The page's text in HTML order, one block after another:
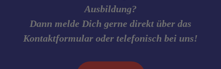
Ausbildung?
Dann melde Dich gerne direkt über das
Kontaktformular oder telefonisch bei uns!